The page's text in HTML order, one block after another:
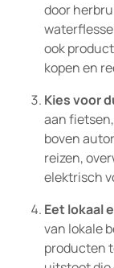
door
ook
kopen en
Kies voor
aan
boven
reizen,
elektrisch
Eet lokaal
van lokale
producten